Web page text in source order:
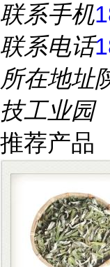
联系手机
联系电话
所在地址
技工业园
推荐产品